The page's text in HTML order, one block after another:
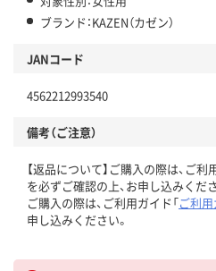
ブランド：KAZEN（カゼン）
JANコード
4562212993540
備考（ご注意）
【返品について】ご購入の際は、ご利
を必ずご確認の上、お申し込みくださ
ご購入の際は、ご利用ガイド「ご利
申し込みください。